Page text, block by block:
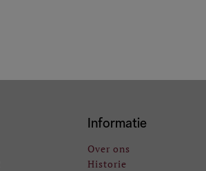
Informatie
Over ons
Historie